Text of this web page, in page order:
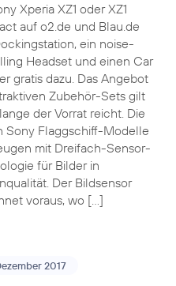
Xperia XZ1 oder XZ1
auf o2.de und Blau.de
ein noise-
Headset und einen Car
gratis dazu. Das Angebot
Zubehör-Sets gilt
der Vorrat reicht. Die
Sony Flaggschiff-Modelle
mit Dreifach-Sensor-
für Bilder in
Der Bildsensor
voraus, wo […]
2017